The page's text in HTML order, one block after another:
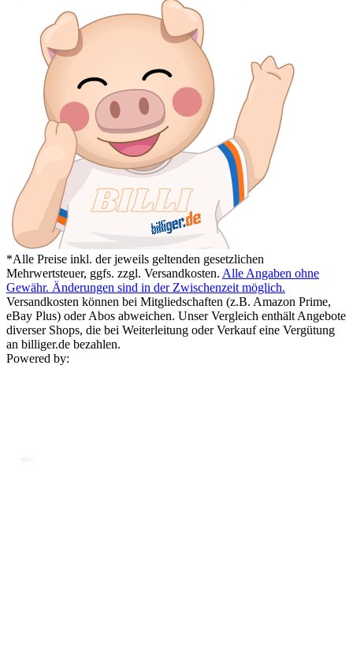
*Alle Preise inkl. der jeweils geltenden gesetzlichen
Mehrwertsteuer, ggfs. zzgl. Versandkosten. Alle Angaben ohne
Gewähr. Änderungen sind in der Zwischenzeit möglich.
Versandkosten können bei Mitgliedschaften (z.B. Amazon Prime,
eBay Plus) oder Abos abweichen. Unser Vergleich enthält Angebote
diverser Shops, die bei Weiterleitung oder Verkauf eine Vergütung
an billiger.de bezahlen.
Powered by: